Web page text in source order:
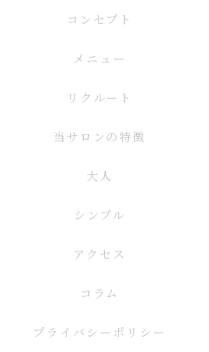
コンセプト
メニュー
リクルート
当サロンの特徴
大人
シンプル
アクセス
コラム
プライバシーポリシー